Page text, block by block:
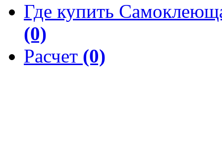
Где купить
(0)
Расчет (0)